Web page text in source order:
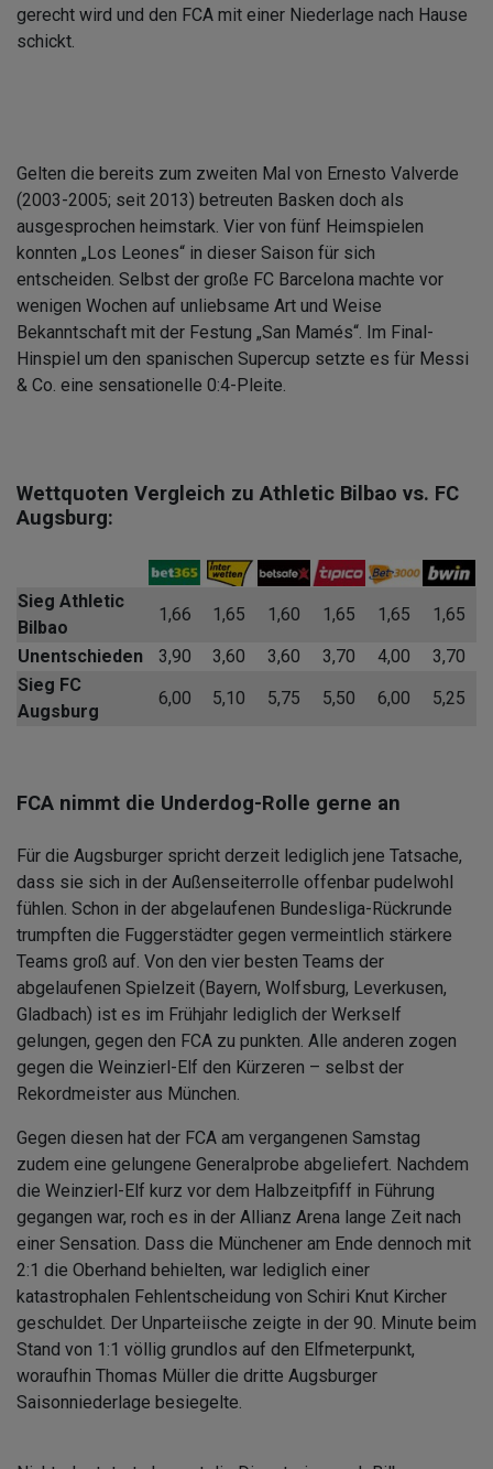
gerecht wird und den FCA mit einer Niederlage nach Hause
schickt.
Gelten die bereits zum zweiten Mal von Ernesto Valverde
(2003-2005; seit 2013) betreuten Basken doch als
ausgesprochen heimstark. Vier von fünf Heimspielen
konnten „Los Leones“ in dieser Saison für sich
entscheiden. Selbst der große FC Barcelona machte vor
wenigen Wochen auf unliebsame Art und Weise
Bekanntschaft mit der Festung „San Mamés“. Im Final-
Hinspiel um den spanischen Supercup setzte es für Messi
& Co. eine sensationelle 0:4-Pleite.
Wettquoten Vergleich zu Athletic Bilbao vs. FC
Augsburg:
Sieg Athletic
Bilbao
1,66 1,65 1,60 1,65 1,65
1,65
Unentschieden
3,90 3,60 3,60 3,70 4,00
3,70
Sieg FC
Augsburg
6,00 5,10 5,75 5,50 6,00 5,25
FCA nimmt die Underdog-Rolle gerne an
Für die Augsburger spricht derzeit lediglich jene Tatsache,
dass sie sich in der Außenseiterrolle offenbar pudelwohl
fühlen. Schon in der abgelaufenen Bundesliga-Rückrunde
trumpften die Fuggerstädter gegen vermeintlich stärkere
Teams groß auf. Von den vier besten Teams der
abgelaufenen Spielzeit (Bayern, Wolfsburg, Leverkusen,
Gladbach) ist es im Frühjahr lediglich der Werkself
gelungen, gegen den FCA zu punkten. Alle anderen zogen
gegen die Weinzierl-Elf den Kürzeren – selbst der
Rekordmeister aus München.
Gegen diesen hat der FCA am vergangenen Samstag
zudem eine gelungene Generalprobe abgeliefert. Nachdem
die Weinzierl-Elf kurz vor dem Halbzeitpfiff in Führung
gegangen war, roch es in der Allianz Arena lange Zeit nach
einer Sensation. Dass die Münchener am Ende dennoch mit
2:1 die Oberhand behielten, war lediglich einer
katastrophalen Fehlentscheidung von Schiri Knut Kircher
geschuldet. Der Unparteiische zeigte in der 90. Minute beim
Stand von 1:1 völlig grundlos auf den Elfmeterpunkt,
woraufhin Thomas Müller die dritte Augsburger
Saisonniederlage besiegelte.